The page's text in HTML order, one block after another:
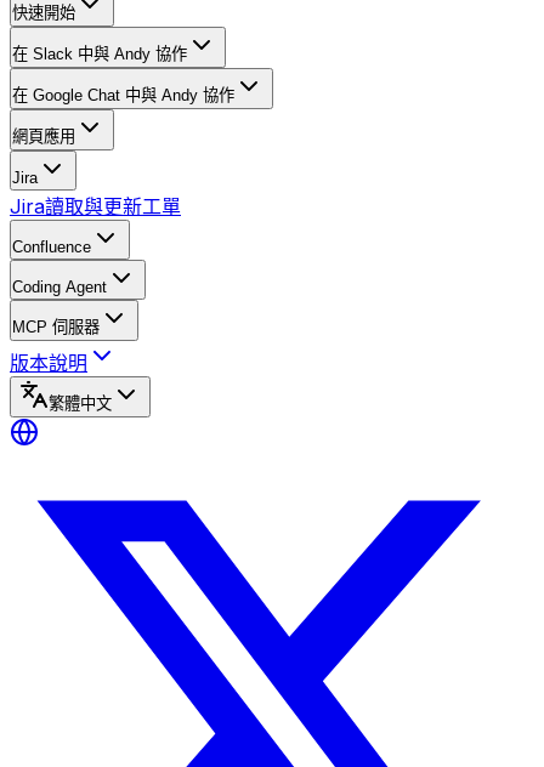
快速開始
在 Slack 中與 Andy 協作
在 Google Chat 中與 Andy 協作
網頁應用
Jira
Jira讀取與更新工單
Confluence
Coding Agent
MCP 伺服器
版本說明
繁體中文